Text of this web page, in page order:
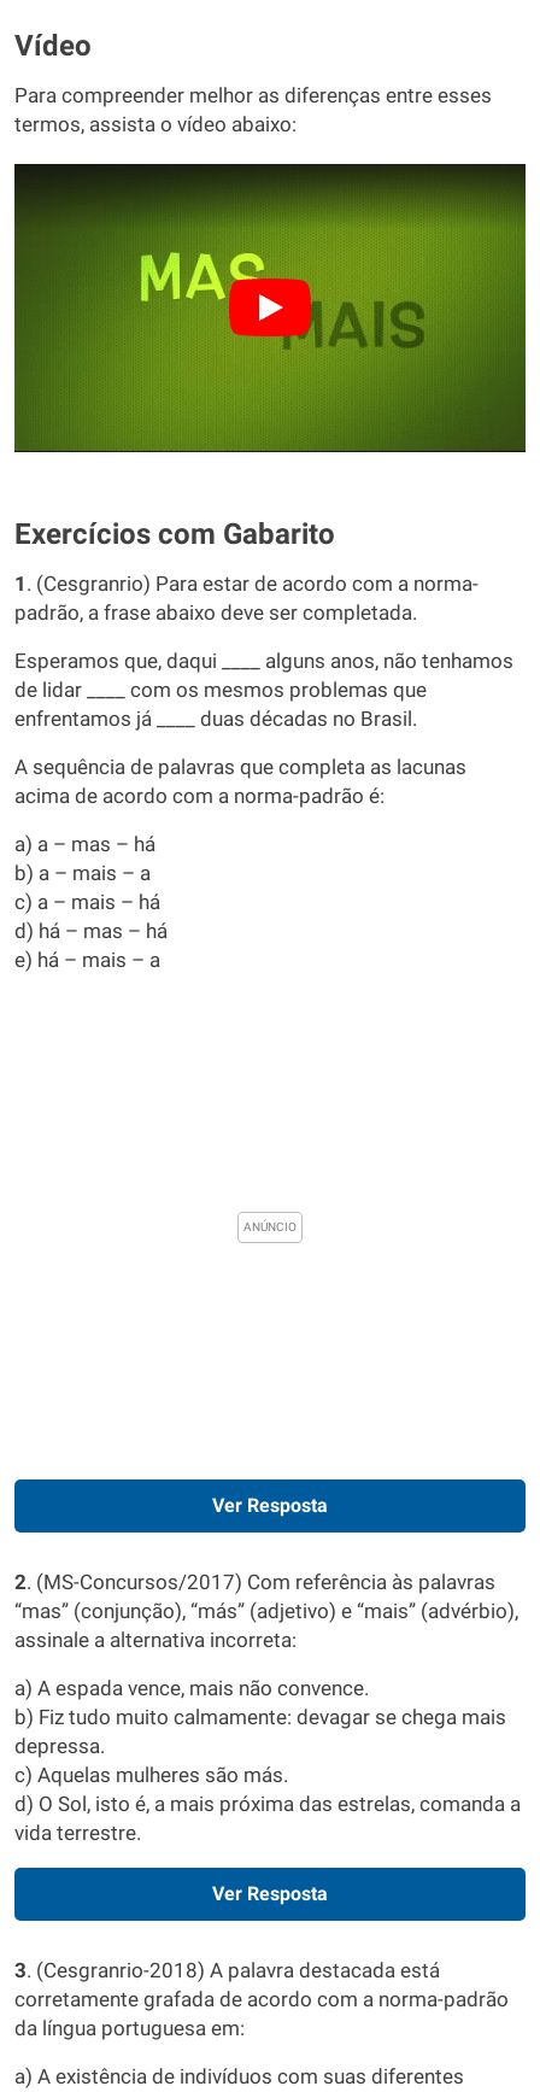
Vídeo
Para compreender melhor as diferenças entre esses
termos, assista o vídeo abaixo:
Exercícios com Gabarito
1 . (Cesgranrio) Para estar de acordo com a norma-
padrão, a frase abaixo deve ser completada.
Esperamos que, daqui ____ alguns anos, não tenhamos
de lidar ____ com os mesmos problemas que
enfrentamos já ____ duas décadas no Brasil.
A sequência de palavras que completa as lacunas
acima de acordo com a norma-padrão é:
a) a – mas – há
b) a – mais – a
c) a – mais – há
d) há – mas – há
e) há – mais – a
Ver Resposta
2. (MS-Concursos/2017) Com referência às palavras
“mas” (conjunção), “más” (adjetivo) e “mais” (advérbio),
assinale a alternativa incorreta:
a) A espada vence, mais não convence.
b) Fiz tudo muito calmamente: devagar se chega mais
depressa.
c) Aquelas mulheres são más.
d) O Sol, isto é, a mais próxima das estrelas, comanda a
vida terrestre.
Ver Resposta
3. (Cesgranrio-2018) A palavra destacada está
corretamente grafada de acordo com a norma-padrão
da língua portuguesa em:
a) A existência de indivíduos com suas diferentes